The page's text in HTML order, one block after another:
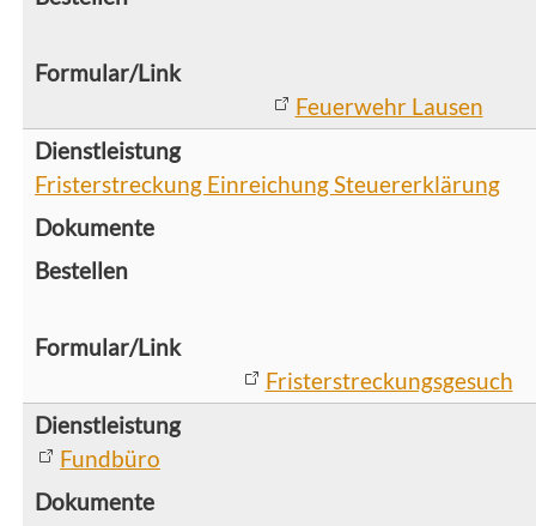
Feuerwehr Lausen
Fristerstreckung Einreichung Steuererklärung
Fristerstreckungsgesuch
Fundbüro